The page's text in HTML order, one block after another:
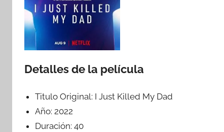
Detalles de la película
Titulo Original: I Just Killed My Dad
Año:2022
Duración:40